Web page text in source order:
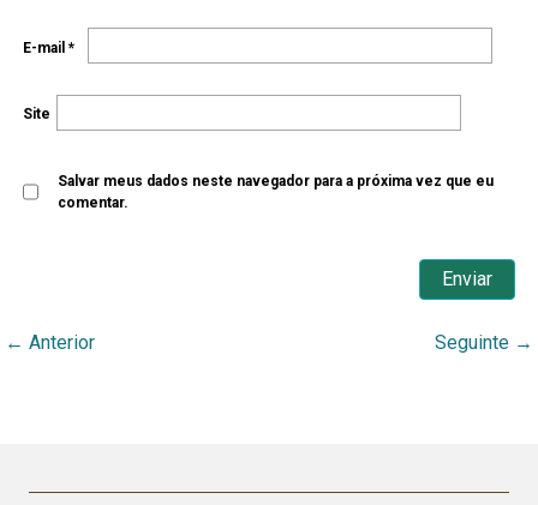
E-mail *
Site
Salvar meus dados neste navegador para a próxima vez que eu
comentar.
← Anterior Seguinte →